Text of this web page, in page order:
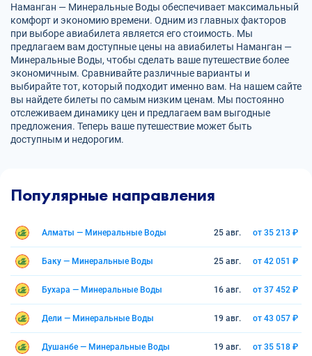
Наманган — Минеральные Воды обеспечивает максимальный
комфорт и экономию времени. Одним из главных факторов
при выборе авиабилета является его стоимость. Мы
предлагаем вам доступные цены на авиабилеты Наманган —
Минеральные Воды, чтобы сделать ваше путешествие более
экономичным. Сравнивайте различные варианты и
выбирайте тот, который подходит именно вам. На нашем сайте
вы найдете билеты по самым низким ценам. Мы постоянно
отслеживаем динамику цен и предлагаем вам выгодные
предложения. Теперь ваше путешествие может быть
доступным и недорогим.
Популярные направления
Алматы — Минеральные Воды 25 авг. от 35 213 ₽
Баку — Минеральные Воды 25 авг. от 42 051 ₽
Бухара — Минеральные Воды 16 авг. от 37 452 ₽
Дели — Минеральные Воды 19 авг. от 43 057 ₽
Душанбе — Минеральные Воды 19 авг. от 35 518 ₽